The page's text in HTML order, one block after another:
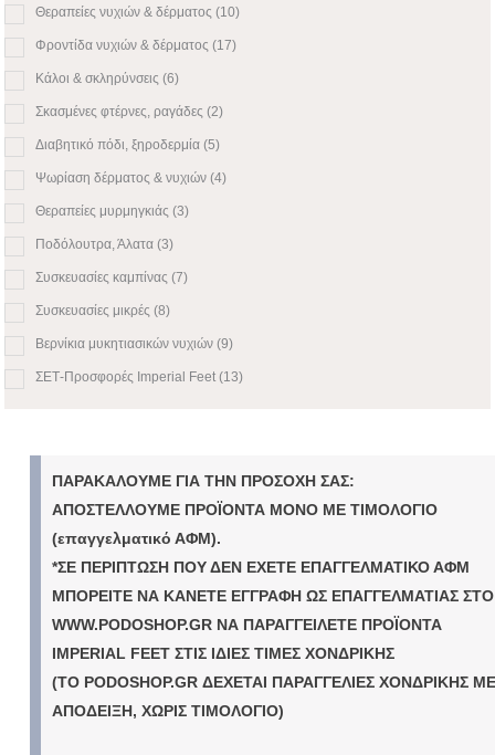
Θεραπείες νυχιών & δέρματος (10)
Φροντίδα νυχιών & δέρματος (17)
Κάλοι & σκληρύνσεις (6)
Σκασμένες φτέρνες, ραγάδες (2)
Διαβητικό πόδι, ξηροδερμία (5)
Ψωρίαση δέρματος & νυχιών (4)
Θεραπείες μυρμηγκιάς (3)
Ποδόλουτρα, Άλατα (3)
Συσκευασίες καμπίνας (7)
Συσκευασίες μικρές (8)
Βερνίκια μυκητιασικών νυχιών (9)
ΣΕΤ-Προσφορές Imperial Feet (13)
ΠΑΡΑΚΑΛΟΥΜΕ ΓΙΑ ΤΗΝ ΠΡΟΣΟΧΗ ΣΑΣ:
ΑΠΟΣΤΕΛΛΟΥΜΕ ΠΡΟΪΟΝΤΑ ΜΟΝΟ ΜΕ ΤΙΜΟΛΟΓΙΟ
(επαγγελματικό ΑΦΜ).
*ΣΕ ΠΕΡΙΠΤΩΣΗ ΠΟΥ ΔΕΝ ΕΧΕΤΕ ΕΠΑΓΓΕΛΜΑΤΙΚΟ ΑΦΜ
ΜΠΟΡΕΙΤΕ ΝΑ ΚΑΝΕΤΕ ΕΓΓΡΑΦΗ ΩΣ ΕΠΑΓΓΕΛΜΑΤΙΑΣ ΣΤΟ
WWW.PODOSHOP.GR ΝΑ ΠΑΡΑΓΓΕΙΛΕΤΕ ΠΡΟΪΟΝΤΑ
IMPERIAL FEET ΣΤΙΣ ΙΔΙΕΣ ΤΙΜΕΣ ΧΟΝΔΡΙΚΗΣ
(ΤΟ PODOSHOP.GR ΔΕΧΕΤΑΙ ΠΑΡΑΓΓΕΛΙΕΣ ΧΟΝΔΡΙΚΗΣ ΜΕ
ΑΠΟΔΕΙΞΗ, ΧΩΡΙΣ ΤΙΜΟΛΟΓΙΟ)